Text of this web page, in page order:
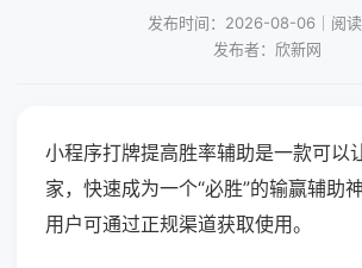
发布时间：2026-08-06｜阅
发布者：欣新网
小程序打牌提高胜率辅助是一款可以
家，快速成为一个“必胜”的输赢辅助
用户可通过正规渠道获取使用。